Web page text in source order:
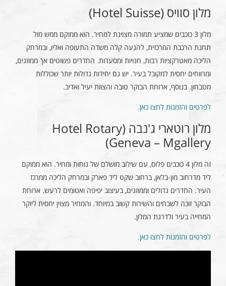
מלון סוויס (Hotel Suisse)
מלון 3 כוכבים שמציע תמורה מצוינת למחיר. הוא ממוקם ממש מול
תחנת הרכבת המרכזית, להגעה קלה משדה התעופה ואליו, ובמרחק
הליכה מאטרקציות רבות, חנויות ומסעדות. החדרים פשוטים אך ממוזגים,
ומרווחים יחסית למקובל בעיר. יש גם יחידות גדולות יותר שכוללות
מטבחון. בנוסף, ארוחת הבוקר טובה והצוות יעיל ואדיב.
לפרטים והזמנות לחצו כאן.
מלון רוטארי ג'נבה (Hotel Rotary
Geneva – Mgallery)
זה מלון 4 כוכבים פלוס, עם שילוב מושלם של נוחות ומחיר. הוא ממוקם
ליד מדרחוב מון-בלאן, ברחוב שקט ליד פארק ובמרחק הליכה ממרכז
העיר. החדרים גדולים וממוזגים, בעיצוב יפיפה ואטומים לרעש. ארוחת
הבוקר זוכה לשבחים והשירות קשוב במיוחד. והמחיר מצוין יחסית ליוקר
המחייה בעיר ולדרגת המלון.
לפרטים והזמנות לחצו כאן.